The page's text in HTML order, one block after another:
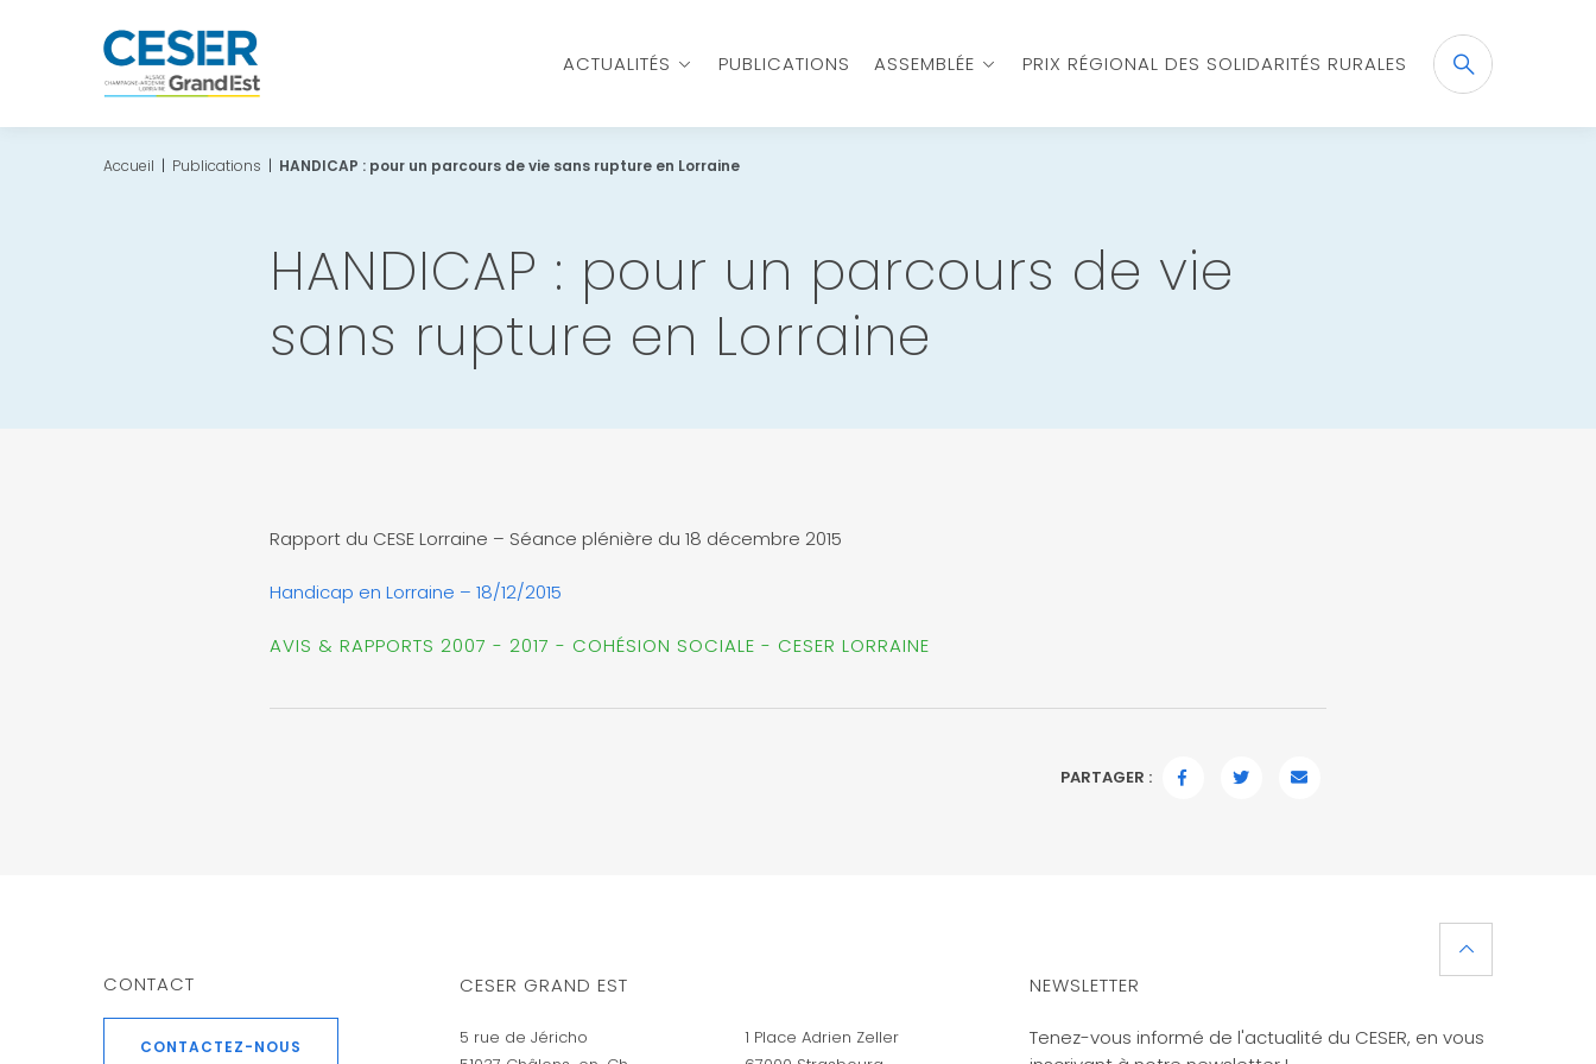
ACTUALITÉS PUBLICATIONS ASSEMBLÉE PRIX RÉGIONAL DES SOLIDARITÉS RURALESRecherche
OK
Accueil | Publications | HANDICAP : pour un parcours de vie sans rupture en Lorraine
HANDICAP : pour un parcours de vie
sans rupture en Lorraine
Rapport du CESE Lorraine – Séance plénière du 18 décembre 2015
Handicap en Lorraine – 18/12/2015
AVIS & RAPPORTS 2007 - 2017 - COHÉSION SOCIALE - CESER LORRAINE
PARTAGER :
CONTACT
CONTACTEZ-NOUS
CESER GRAND EST
5 rue de Jéricho
1 Place Adrien Zeller
NEWSLETTER
Tenez-vous informé de l'actualité du CESER, en vous